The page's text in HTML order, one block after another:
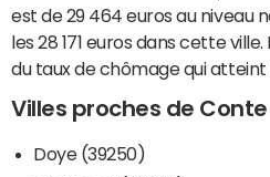
est de 29 464 euros au niveau
les 28 171 euros dans cette
du taux de chômage qui
Villes proches de Conte
Doye (39250)